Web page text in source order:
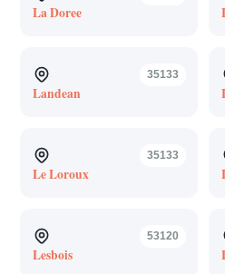
La Doree
35133
Landean
35133
Le Loroux
53120
Lesbois